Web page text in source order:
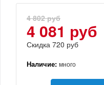
4 802 руб
4 081 руб
Скидка 720 руб
Наличие: много